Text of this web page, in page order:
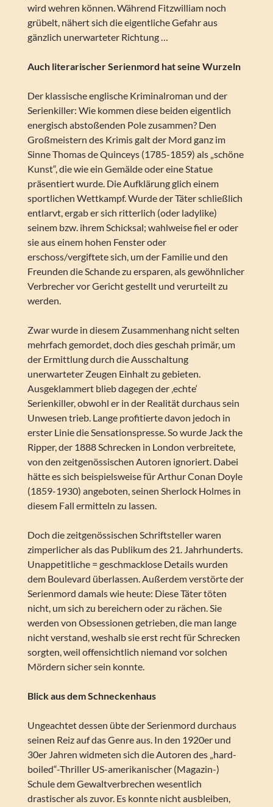
wird wehren können. Während Fitzwilliam noch
grübelt, nähert sich die eigentliche Gefahr aus
gänzlich unerwarteter Richtung …
Auch literarischer Serienmord hat seine Wurzeln
Der klassische englische Kriminalroman und der
Serienkiller: Wie kommen diese beiden eigentlich
energisch abstoßenden Pole zusammen? Den
Großmeistern des Krimis galt der Mord ganz im
Sinne Thomas de Quinceys (1785-1859) als „schöne
Kunst“, die wie ein Gemälde oder eine Statue
präsentiert wurde. Die Aufklärung glich einem
sportlichen Wettkampf. Wurde der Täter schließlich
entlarvt, ergab er sich ritterlich (oder ladylike)
seinem bzw. ihrem Schicksal; wahlweise fiel er oder
sie aus einem hohen Fenster oder
erschoss/vergiftete sich, um der Familie und den
Freunden die Schande zu ersparen, als gewöhnlicher
Verbrecher vor Gericht gestellt und verurteilt zu
werden.
Zwar wurde in diesem Zusammenhang nicht selten
mehrfach gemordet, doch dies geschah primär, um
der Ermittlung durch die Ausschaltung
unerwarteter Zeugen Einhalt zu gebieten.
Ausgeklammert blieb dagegen der ‚echte‘
Serienkiller, obwohl er in der Realität durchaus sein
Unwesen trieb. Lange profitierte davon jedoch in
erster Linie die Sensationspresse. So wurde Jack the
Ripper, der 1888 Schrecken in London verbreitete,
von den zeitgenössischen Autoren ignoriert. Dabei
hätte es sich beispielsweise für Arthur Conan Doyle
(1859-1930) angeboten, seinen Sherlock Holmes in
diesem Fall ermitteln zu lassen.
Doch die zeitgenössischen Schriftsteller waren
zimperlicher als das Publikum des 21. Jahrhunderts.
Unappetitliche = geschmacklose Details wurden
dem Boulevard überlassen. Außerdem verstörte der
Serienmord damals wie heute: Diese Täter töten
nicht, um sich zu bereichern oder zu rächen. Sie
werden von Obsessionen getrieben, die man lange
nicht verstand, weshalb sie erst recht für Schrecken
sorgten, weil offensichtlich niemand vor solchen
Mördern sicher sein konnte.
Blick aus dem Schneckenhaus
Ungeachtet dessen übte der Serienmord durchaus
seinen Reiz auf das Genre aus. In den 1920er und
30er Jahren widmeten sich die Autoren des „hard-
boiled“-Thriller US-amerikanischer (Magazin-)
Schule dem Gewaltverbrechen wesentlich
drastischer als zuvor. Es konnte nicht ausbleiben,